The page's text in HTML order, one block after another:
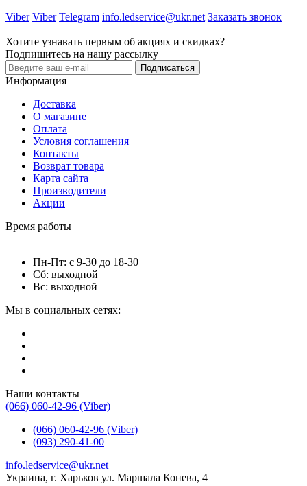
Viber Viber Telegram info.ledservice@ukr.net Заказать звонок
Хотите узнавать первым об акциях и скидках?
Подпишитесь на нашу рассылку
Подписаться
Информация
Доставка
О магазине
Оплата
Условия соглашения
Контакты
Возврат товара
Карта сайта
Производители
Акции
Время работы
Пн-Пт: с 9-30 до 18-30
Сб: выходной
Вс: выходной
Мы в социальных сетях:
Наши контакты
(066) 060-42-96 (Viber)
(066) 060-42-96 (Viber)
(093) 290-41-00
info.ledservice@ukr.net
Украина, г. Харьков ул. Маршала Конева, 4